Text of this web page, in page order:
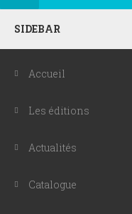
SIDEBAR
Accueil
Les éditions
Actualités
Catalogue